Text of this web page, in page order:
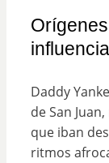
Daddy
de San
que iban
ritmos